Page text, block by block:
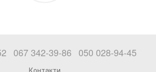
067 342-39-86 050 028-94-45
Контакти